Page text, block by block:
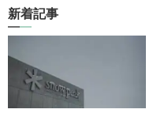
新着記事